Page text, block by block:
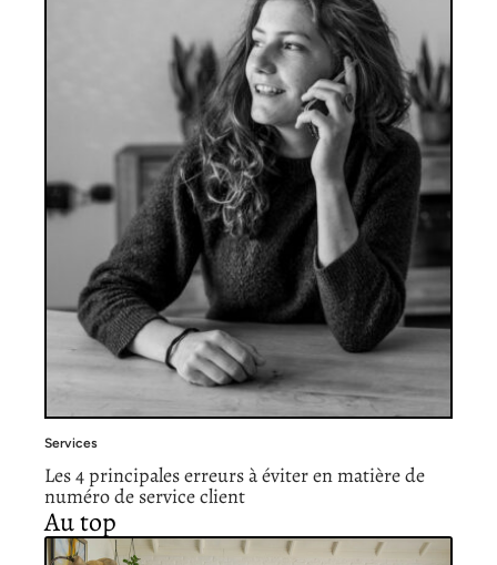
Services
Les 4 principales erreurs à éviter en matière de
numéro de service client
Au top